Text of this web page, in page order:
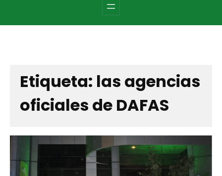
Etiqueta: las agencias
oficiales de DAFAS